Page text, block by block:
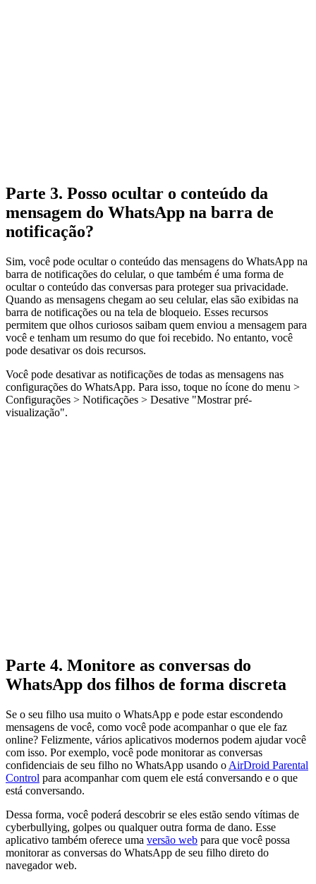
Parte 3. Posso ocultar o conteúdo da
mensagem do WhatsApp na barra de
notificação?
Sim, você pode ocultar o conteúdo das mensagens do WhatsApp na
barra de notificações do celular, o que também é uma forma de
ocultar o conteúdo das conversas para proteger sua privacidade.
Quando as mensagens chegam ao seu celular, elas são exibidas na
barra de notificações ou na tela de bloqueio. Esses recursos
permitem que olhos curiosos saibam quem enviou a mensagem para
você e tenham um resumo do que foi recebido. No entanto, você
pode desativar os dois recursos.
Você pode desativar as notificações de todas as mensagens nas
configurações do WhatsApp. Para isso, toque no ícone do menu >
Configurações > Notificações > Desative "Mostrar pré-
visualização".
Parte 4. Monitore as conversas do
WhatsApp dos filhos de forma discreta
Se o seu filho usa muito o WhatsApp e pode estar escondendo
mensagens de você, como você pode acompanhar o que ele faz
online? Felizmente, vários aplicativos modernos podem ajudar você
com isso. Por exemplo, você pode monitorar as conversas
confidenciais de seu filho no WhatsApp usando o AirDroid Parental
Control para acompanhar com quem ele está conversando e o que
está conversando.
Dessa forma, você poderá descobrir se eles estão sendo vítimas de
cyberbullying, golpes ou qualquer outra forma de dano. Esse
aplicativo também oferece uma versão web para que você possa
monitorar as conversas do WhatsApp de seu filho direto do
navegador web.